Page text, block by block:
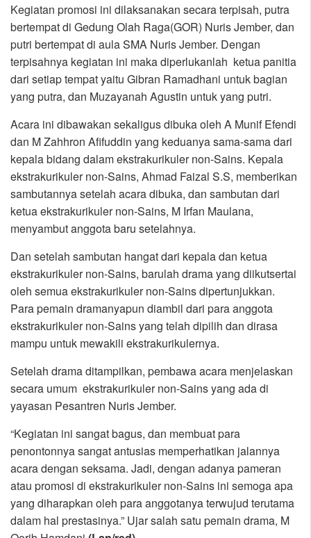
Kegiatan promosi ini dilaksanakan secara terpisah, putra
bertempat di Gedung Olah Raga(GOR) Nuris Jember, dan
putri bertempat di aula SMA Nuris Jember. Dengan
terpisahnya kegiatan ini maka diperlukanlah ketua panitia
dari setiap tempat yaitu Gibran Ramadhani untuk bagian
yang putra, dan Muzayanah Agustin untuk yang putri.
Acara ini dibawakan sekaligus dibuka oleh A Munif Efendi
dan M Zahhron Afifuddin yang keduanya sama-sama dari
kepala bidang dalam ekstrakurikuler non-Sains. Kepala
ekstrakurikuler non-Sains, Ahmad Faizal S.S, memberikan
sambutannya setelah acara dibuka, dan sambutan dari
ketua ekstrakurikuler non-Sains, M Irfan Maulana,
menyambut anggota baru setelahnya.
Dan setelah sambutan hangat dari kepala dan ketua
ekstrakurikuler non-Sains, barulah drama yang diikutsertai
oleh semua ekstrakurikuler non-Sains dipertunjukkan.
Para pemain dramanyapun diambil dari para anggota
ekstrakurikuler non-Sains yang telah dipilih dan dirasa
mampu untuk mewakili ekstrakurikulernya.
Setelah drama ditampilkan, pembawa acara menjelaskan
secara umum ekstrakurikuler non-Sains yang ada di
yayasan Pesantren Nuris Jember.
“Kegiatan ini sangat bagus, dan membuat para
penontonnya sangat antusias memperhatikan jalannya
acara dengan seksama. Jadi, dengan adanya pameran
atau promosi di ekstrakurikuler non-Sains ini semoga apa
yang diharapkan oleh para anggotanya terwujud terutama
dalam hal prestasinya.” Ujar salah satu pemain drama, M